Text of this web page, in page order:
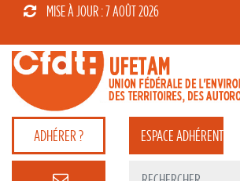
MISE À JOUR : 7 AOÛT 2026
ADHÉRER ? ESPACEADHÉRENT